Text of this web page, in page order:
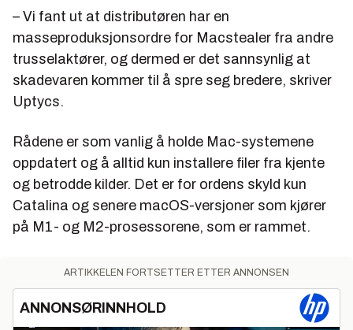
– Vi fant ut at distributøren har en
masseproduksjonsordre for Macstealer fra andre
trusselaktører, og dermed er det sannsynlig at
skadevaren kommer til å spre seg bredere, skriver
Uptycs.
Rådene er som vanlig å holde Mac-systemene
oppdatert og å alltid kun installere filer fra kjente
og betrodde kilder. Det er for ordens skyld kun
Catalina og senere macOS-versjoner som kjører
på M1- og M2-prosessorene, som er rammet.
ARTIKKELEN FORTSETTER ETTER ANNONSEN
ANNONSØRINNHOLD